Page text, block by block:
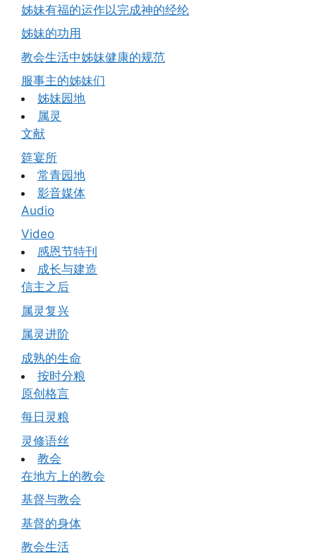
姊妹有福的运作以完成神的经纶
姊妹的功用
教会生活中姊妹健康的规范
服事主的姊妹们
姊妹园地
属灵
文献
筵宴所
常青园地
影音媒体
Audio
Video
感恩节特刊
成长与建造
信主之后
属灵复兴
属灵进阶
成熟的生命
按时分粮
原创格言
每日灵粮
灵修语丝
教会
在地方上的教会
基督与教会
基督的身体
教会生活